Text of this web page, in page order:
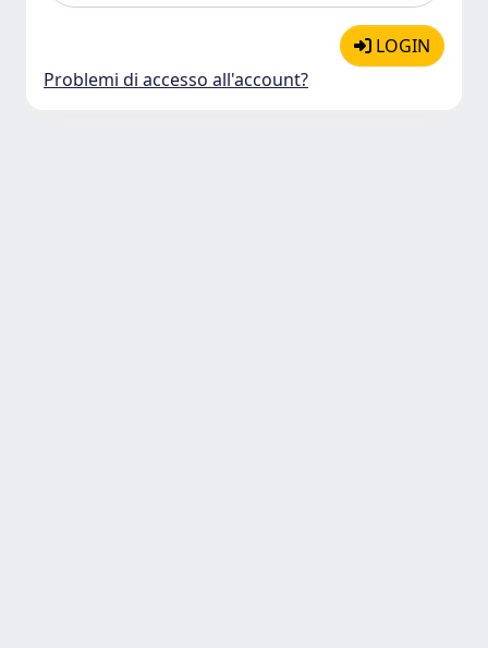
LOGIN
Problemi di accesso all'account?